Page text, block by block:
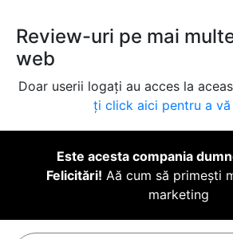
Review-uri pe mai
web
Doar userii logați au acces la
ți click aici pentru a vă
Este acesta compania
Felicitări! Aă cum să primești
marketing